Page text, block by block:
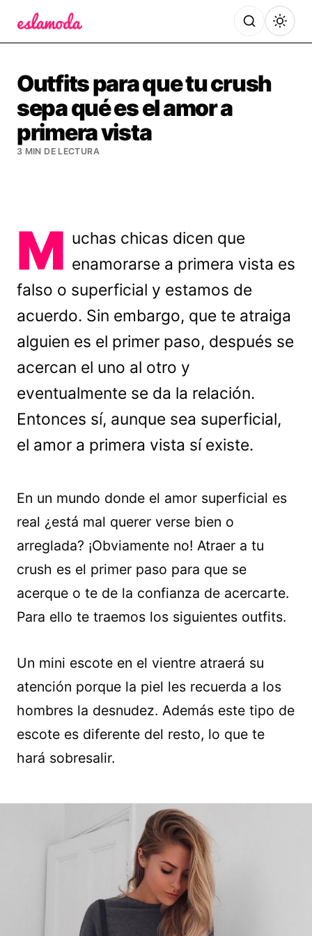
Outfits para que tu crush
sepa qué es el amor a
primera vista
3 MIN DE LECTURA
M uchas chicas dicen que
enamorarse a primera vista es
falso o superficial y estamos de
acuerdo. Sin embargo, que te atraiga
alguien es el primer paso, después se
acercan el uno al otro y
eventualmente se da la relación.
Entonces sí, aunque sea superficial,
el amor a primera vista sí existe.
En un mundo donde el amor superficial es
real ¿está mal querer verse bien o
arreglada? ¡Obviamente no! Atraer a tu
crush es el primer paso para que se
acerque o te de la confianza de acercarte.
Para ello te traemos los siguientes outfits.
Un mini escote en el vientre atraerá su
atención porque la piel les recuerda a los
hombres la desnudez. Además este tipo de
escote es diferente del resto, lo que te
hará sobresalir.